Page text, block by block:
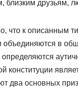
близким друзьям,
что к описанным
объединяются в
определяются
конституции
два основных